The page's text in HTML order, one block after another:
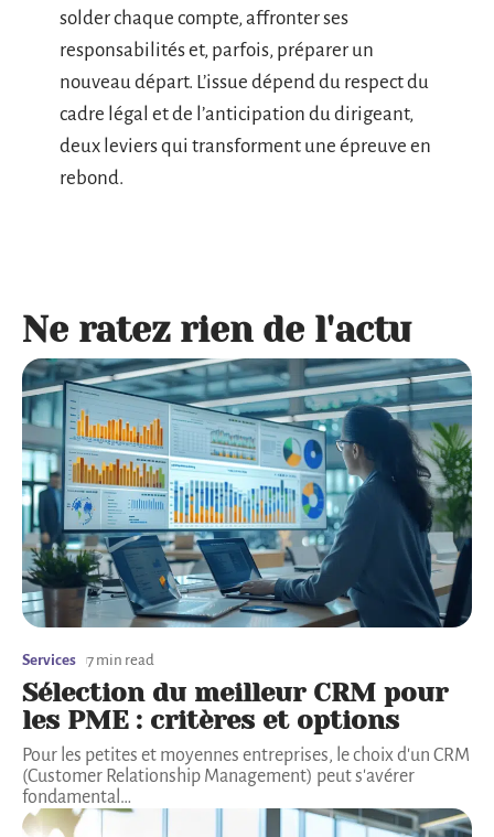
solder chaque compte, affronter ses
responsabilités et, parfois, préparer un
nouveau départ. L’issue dépend du respect du
cadre légal et de l’anticipation du dirigeant,
deux leviers qui transforment une épreuve en
rebond.
Ne ratez rien de l'actu
Services 7 min read
Sélection du meilleur CRM pour
les PME : critères et options
Pour les petites et moyennes entreprises, le choix d'un CRM
(Customer Relationship Management) peut s'avérer
fondamental …